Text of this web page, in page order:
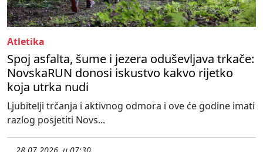
Atletika
Spoj asfalta, šume i jezera oduševljava trkače:
NovskaRUN donosi iskustvo kakvo rijetko
koja utrka nudi
Ljubitelji trčanja i aktivnog odmora i ove će godine imati
razlog posjetiti Novs...